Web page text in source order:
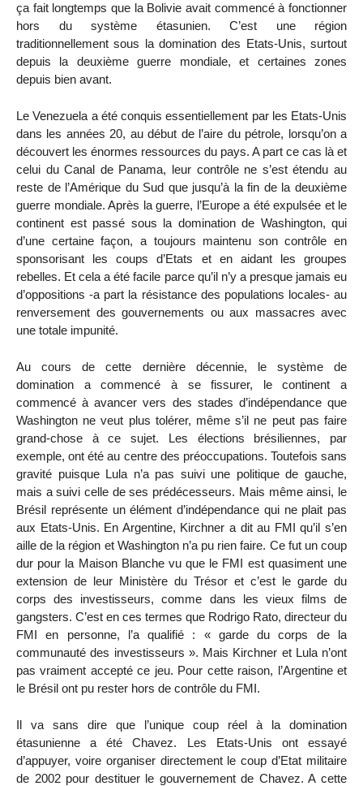
ça fait longtemps que la Bolivie avait commencé à fonctionner
hors du système étasunien. C’est une région
traditionnellement sous la domination des Etats-Unis, surtout
depuis la deuxième guerre mondiale, et certaines zones
depuis bien avant.
Le Venezuela a été conquis essentiellement par les Etats-Unis
dans les années 20, au début de l’aire du pétrole, lorsqu’on a
découvert les énormes ressources du pays. A part ce cas là et
celui du Canal de Panama, leur contrôle ne s’est étendu au
reste de l’Amérique du Sud que jusqu’à la fin de la deuxième
guerre mondiale. Après la guerre, l’Europe a été expulsée et le
continent est passé sous la domination de Washington, qui
d’une certaine façon, a toujours maintenu son contrôle en
sponsorisant les coups d’Etats et en aidant les groupes
rebelles. Et cela a été facile parce qu’il n’y a presque jamais eu
d’oppositions -a part la résistance des populations locales- au
renversement des gouvernements ou aux massacres avec
une totale impunité.
Au cours de cette dernière décennie, le système de
domination a commencé à se fissurer, le continent a
commencé à avancer vers des stades d’indépendance que
Washington ne veut plus tolérer, même s’il ne peut pas faire
grand-chose à ce sujet. Les élections brésiliennes, par
exemple, ont été au centre des préoccupations. Toutefois sans
gravité puisque Lula n’a pas suivi une politique de gauche,
mais a suivi celle de ses prédécesseurs. Mais même ainsi, le
Brésil représente un élément d’indépendance qui ne plait pas
aux Etats-Unis. En Argentine, Kirchner a dit au FMI qu’il s’en
aille de la région et Washington n’a pu rien faire. Ce fut un coup
dur pour la Maison Blanche vu que le FMI est quasiment une
extension de leur Ministère du Trésor et c’est le garde du
corps des investisseurs, comme dans les vieux films de
gangsters. C’est en ces termes que Rodrigo Rato, directeur du
FMI en personne, l’a qualifié : « garde du corps de la
communauté des investisseurs ». Mais Kirchner et Lula n’ont
pas vraiment accepté ce jeu. Pour cette raison, l’Argentine et
le Brésil ont pu rester hors de contrôle du FMI.
Il va sans dire que l’unique coup réel à la domination
étasunienne a été Chavez. Les Etats-Unis ont essayé
d’appuyer, voire organiser directement le coup d’Etat militaire
de 2002 pour destituer le gouvernement de Chavez. A cette